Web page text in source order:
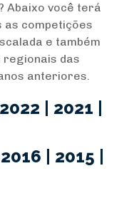
Abaixo você terá
as competições
e também
regionais das
anteriores.
2022 2021
2016 2015